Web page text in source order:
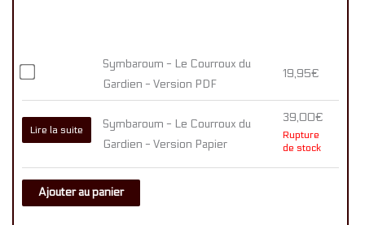
l’un
des
articles
(Symbaroum
Le
Courroux
Symbaroum - Le Courroux du
Gardien - Version PDF
19,95€
Lire la suite
Symbaroum - Le Courroux du
Gardien - Version Papier
39,00€
Rupture
de stock
Ajouter au panier